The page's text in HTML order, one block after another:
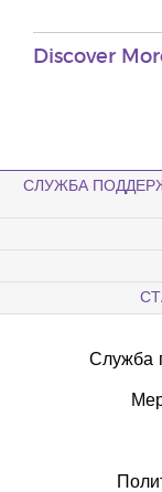
Discover
СЛУЖБА
Служба